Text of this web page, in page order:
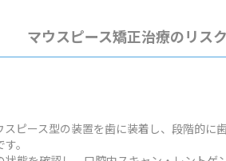
マウスピース矯正治療のリス
ピース型の装置を歯に装着し、段階的
。